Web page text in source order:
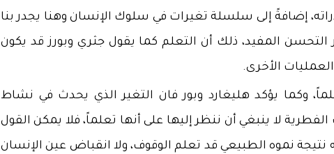
إضافةً إلى سلسلة تغيرات في سلوك الإنسان وهنا يجدر بنا
التحسن المفيد، ذلك أن التعلم كما يقول جثري وبورز قد يكون
الأخرى.
وكما يؤكد هليغارد وبور فان التغير الذي يحدث في نشاط
لا ينبغي أن ننظر إليها على أنها تعلماً، فلا يمكن القول
نموه الطبيعي قد تعلم الوقوف، ولا انقباض عين الإنسان